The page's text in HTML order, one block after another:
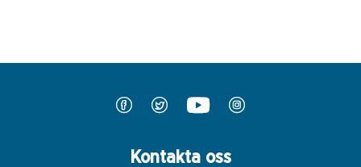
Kontakta oss